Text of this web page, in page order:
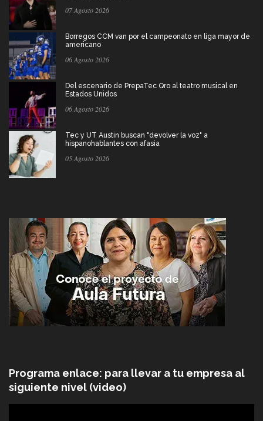
07 Agosto 2026
Borregos CCM van por el campeonato en liga mayor de
americano
06 Agosto 2026
Del escenario de PrepaTec Qro al teatro musical en
Estados Unidos
06 Agosto 2026
Tec y UT Austin buscan "devolver la voz" a
hispanohablantes con afasia
05 Agosto 2026
Programa enlace: para llevar a tu empresa al
siguiente nivel (video)